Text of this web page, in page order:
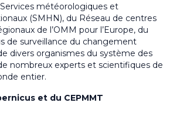
météorologiques et
(SMHN), du Réseau de centres
de l’OMM pour l’Europe, du
de surveillance du changement
divers organismes du système des
nombreux experts et scientifiques de
entier.
et du CEPMMT